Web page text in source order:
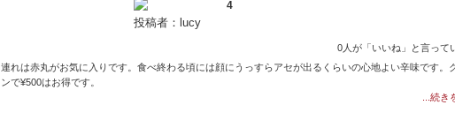
4
投稿者：lucy
0人が「いいね」と言って
連れは赤丸がお気に入りです。食べ終わる頃には顔にうっすらアセが出るくらいの心地よい辛味です。
ンで¥500はお得です。
...続き